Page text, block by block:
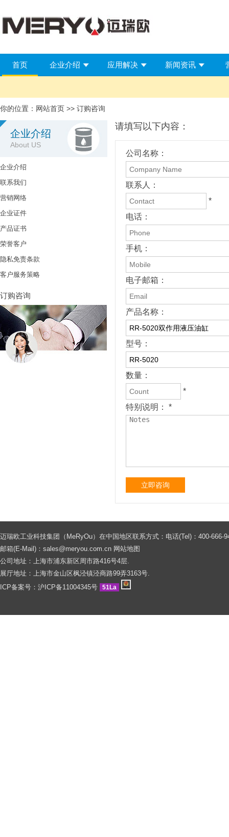
首页 企业介绍 应用解决 新闻资讯
你的位置： 网站首页 >> 订购咨询
企业介绍
About US
企业介绍
联系我们
营销网络
企业证件
产品证书
荣誉客户
隐私免责条款
客户服务策略
订购咨询
请填写以下内容：
公司名称：
联系人：
*
电话：
手机：
电子邮箱：
产品名称：
型号：
数量：
*
特别说明： *
立即咨询
迈瑞欧工业科技集团（MeRyOu）在中国地区联系方式：电话(Tel)：400-666-
邮箱(E-Mail)： sales@meryou.com.cn 网站地图
公司地址：上海市浦东新区周市路416号4层.
展厅地址：上海市金山区枫泾镇泾商路99弄3163号.
ICP备案号： 沪ICP备11004345号 51La